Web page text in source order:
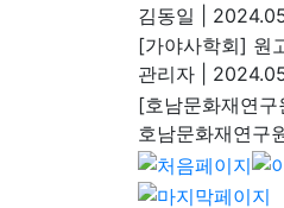
김동일
[가야사학회] 원
관리자
[호남문화재연
호남문화재연구